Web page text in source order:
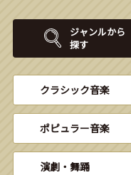
ジャンルから
探す
クラシック音楽
ポピュラー音楽
演劇・舞踊